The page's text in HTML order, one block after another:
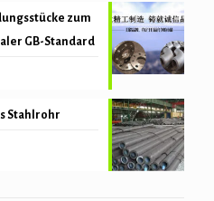
zum
GB-Standard
Stahlrohr